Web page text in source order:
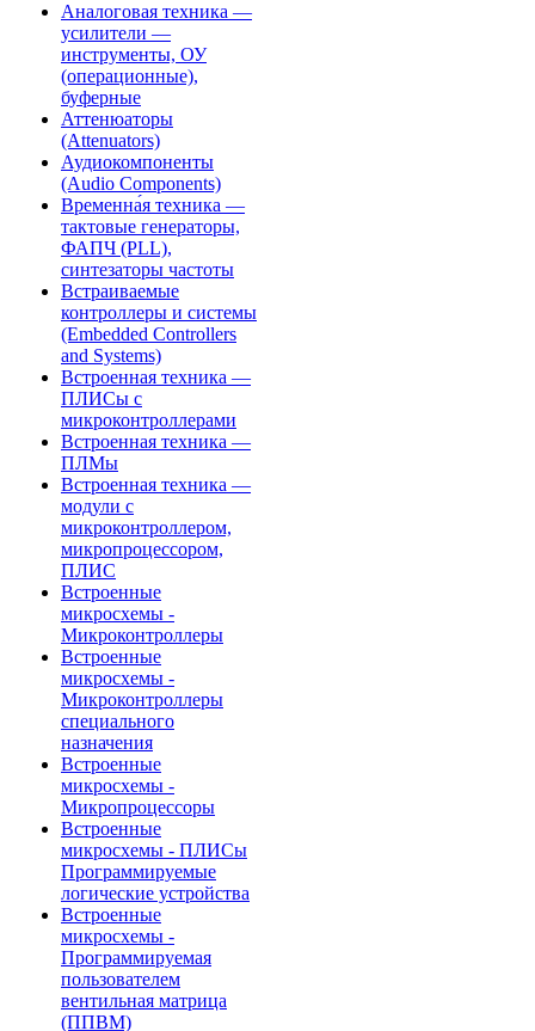
Аналоговая техника —
усилители —
инструменты, ОУ
(операционные),
буферные
Аттенюаторы
(Attenuators)
Аудиокомпоненты
(Audio Components)
Временна́я техника —
тактовые генераторы,
ФАПЧ (PLL),
синтезаторы частоты
Встраиваемые
контроллеры и системы
(Embedded Controllers
and Systems)
Встроенная техника —
ПЛИСы с
микроконтроллерами
Встроенная техника —
ПЛМы
Встроенная техника —
модули с
микроконтроллером,
микропроцессором,
ПЛИС
Встроенные
микросхемы -
Микроконтроллеры
Встроенные
микросхемы -
Микроконтроллеры
специального
назначения
Встроенные
микросхемы -
Микропроцессоры
Встроенные
микросхемы - ПЛИСы
Программируемые
логические устройства
Встроенные
микросхемы -
Программируемая
пользователем
вентильная матрица
(ППВМ)